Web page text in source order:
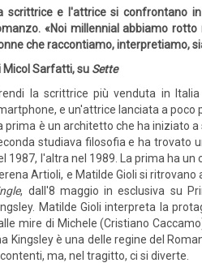
scrittrice e l'attrice si confrontano
«Noi millennial abbiamo
che raccontiamo, interpretiamo,
Micol Sarfatti, su Sette
la scrittrice più venduta in
e un'attrice lanciata a poco
prima è un architetto che ha iniziato
studiava filosofia e ha trovato
1987, l'altra nel 1989. La prima ha
Artioli, e Matilde Gioli si
, dall'8 maggio in esclusiva su
Matilde Gioli interpreta la
mire di Michele (Cristiano
Kingsley è una delle regine del
ma, nel tragitto, ci si diverte.